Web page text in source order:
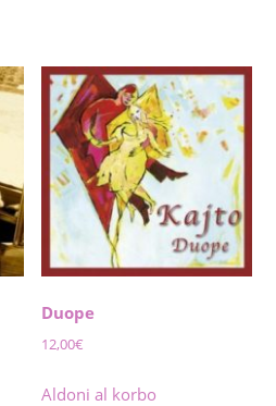
Duope
12,00€
Aldoni al korbo